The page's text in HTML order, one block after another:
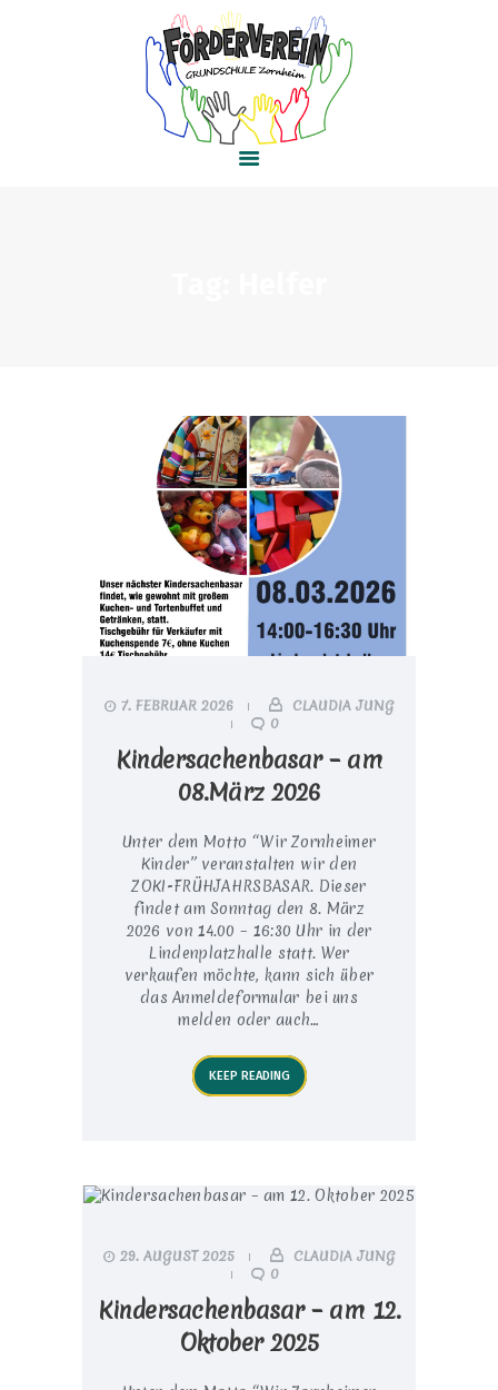
HOME
AKTUELLES
7. FEBRUAR 2026
CLAUDIA JUNG
0
Kindersachenbasar – am
08.März 2026
Unter dem Motto “Wir Zornheimer
Kinder” veranstalten wir den
ZOKI-FRÜHJAHRSBASAR. Dieser
findet am Sonntag den 8. März
2026 von 14.00 – 16:30 Uhr in der
Lindenplatzhalle statt. Wer
verkaufen möchte, kann sich über
das Anmeldeformular bei uns
melden oder auch…
KEEP READING
29. AUGUST 2025
CLAUDIA JUNG
0
Kindersachenbasar – am 12.
Oktober 2025